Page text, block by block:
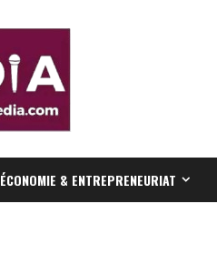
ÉCONOMIE & ENTREPRENEURIAT